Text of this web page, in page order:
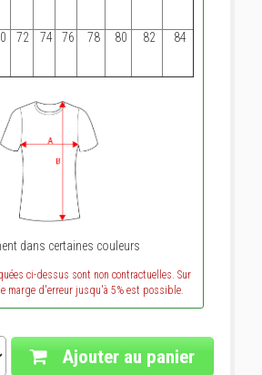
72 74 76 78 80 82 84
dans certaines couleurs
ci-dessus sont non contractuelles. Sur
marge d'erreur jusqu'à 5% est possible.
Ajouter au panier